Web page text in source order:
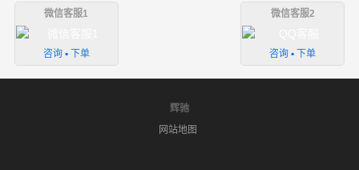
微信客服1
咨询 ▪ 下单
微信客服2
咨询 ▪ 下单
辉驰
网站地图